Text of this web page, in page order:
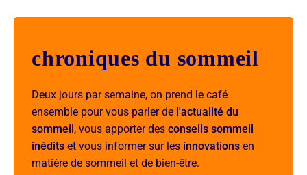
chroniques du sommeil
Deux jours par semaine, on prend le café
ensemble pour vous parler de l'actualité du
sommeil , vous apporter des conseils sommeil
inédits et vous informer sur les innovations en
matière de sommeil et de bien-être.